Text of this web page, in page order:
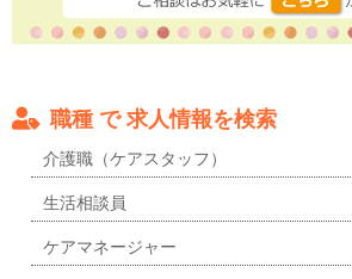
職種 で 求人情報を検索
介護職（ケアスタッフ）
生活相談員
ケアマネージャー